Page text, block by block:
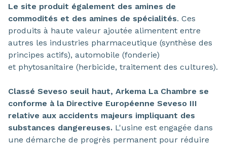
Le site produit également des amines de
commodités et des amines de spécialités. Ces
produits à haute valeur ajoutée alimentent entre
autres les industries pharmaceutique (synthèse des
principes actifs), automobile (fonderie)
et phytosanitaire (herbicide, traitement des cultures).
Classé Seveso seuil haut, Arkema La Chambre se
conforme à la Directive Européenne Seveso III
relative aux accidents majeurs impliquant des
substances dangereuses. L'usine est engagée dans
une démarche de progrès permanent pour réduire